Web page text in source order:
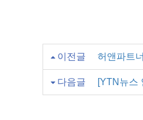
이전글 허앤파트
다음글 [YTN뉴스